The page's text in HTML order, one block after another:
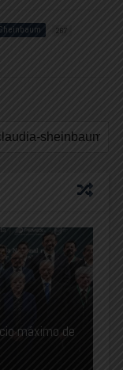
267
máximo de